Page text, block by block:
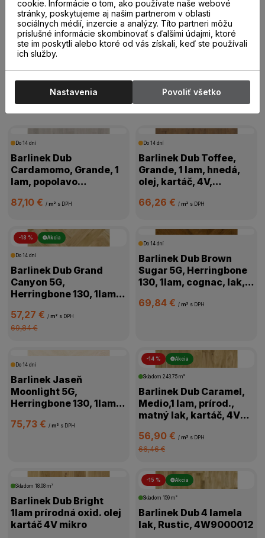
/m²s DPH /m² s DPH
Drevené parkety
Drevené parkety
Do 14 dní
Barlinek Dub
Cardamomo, Grande, 1
lam, popolavo
4V mikro, 1WG000665
87,10 €/ m² s DPH
Do 14 dní
Barlinek Dub Toffee,
Grande, 1 lam, hnedá,
olej, kartáč, 4V,
66,26 € / m² s DPH
-18 % Akcia
Do 14 dní
Barlinek Dub Grand
Canyon 5G,
Herringbone 130, 1lam,
kartáč,4V,1WC000011
57,27 €/ m² s DPH
69,84 €
Do 14 dní
Barlinek Dub Brown
Sugar 5G, Herringbone
130, 1lam, cognac, lak,
69,84 € / m² s DPH
Do 14 dní
Barlinek Jaseň
Moonlight 5G,
Herringbone 130, 1lam,
mikro, 1WC000018
75,73 €/ m² s DPH
-14 % Akcia
Skladom 243.75 m²
Barlinek Dub Caramel,
Medio,1 lam, prírod.,
matný lak, kartáč, 4V
56,90 € / m² s DPH
66,46 €
Skladom18.08 m²
Barlinek Dub Bright
1lam prírodná oxid. olej
kartáč 4V mikro
-15 % Akcia
Skladom 159 m²
Barlinek Dub 4 lamela
lak, Rustic, 4W9000012
cookie. Informácie o tom, ako používate naše webové
stránky, poskytujeme aj našim partnerom v oblasti
sociálnych médií, inzercie a analýzy. Títo partneri môžu
príslušné informácie skombinovať s ďalšími údajmi, ktoré
ste im poskytli alebo ktoré od vás získali, keď ste používali
ich služby.
Nastavenia Povoliť všetko